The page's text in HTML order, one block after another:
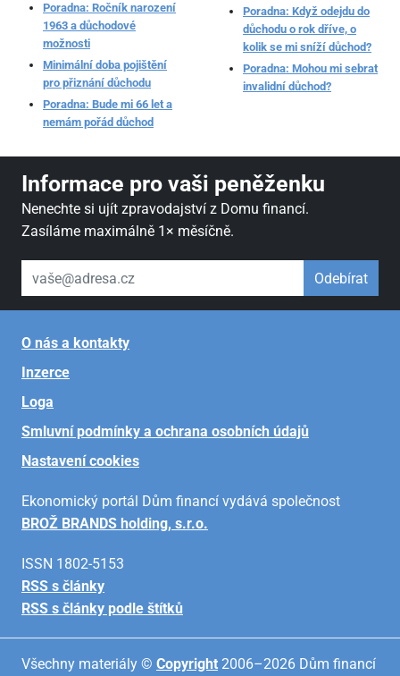
Poradna: Ročník narození
1963 a důchodové
možnosti
Minimální doba pojištění
pro přiznání důchodu
Poradna: Bude mi 66 let a
nemám pořád důchod
Poradna: Když odejdu do
důchodu o rok dříve, o
kolik se mi sníží důchod?
Poradna: Mohou mi sebrat
invalidní důchod?
Informace pro vaši peněženku
Nenechte si ujít zpravodajství z Domu financí.
Zasíláme maximálně 1× měsíčně.
váš email Odebírat
O nás a kontakty
Inzerce
Loga
Smluvní podmínky a ochrana osobních údajů
Nastavení cookies
Ekonomický portál Dům financí vydává společnost
BROŽ BRANDS holding, s.r.o.
ISSN 1802-5153
RSS s články
RSS s články podle štítků
Všechny materiály © Copyright 2006–2026 Dům financí